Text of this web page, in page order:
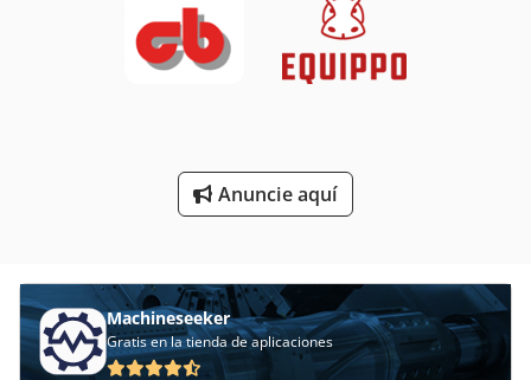
Postes De Iluminación De Inundación
Tecnología De IluminaciónAnuncie aquí
Machineseeker
Gratis en la tienda de aplicaciones